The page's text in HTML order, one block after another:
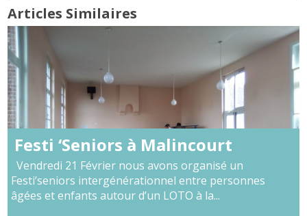
Articles Similaires
Festi ‘Seniors à Malincourt
Vendredi 21 Février nous avons organisé un
Festi’seniors intergénérationnel entre personnes
âgées et enfants autour d’un LOTO à la...